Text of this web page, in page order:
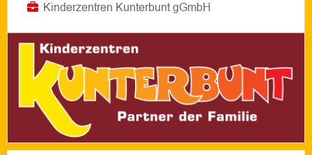
Kinderzentren Kunterbunt gGmbH